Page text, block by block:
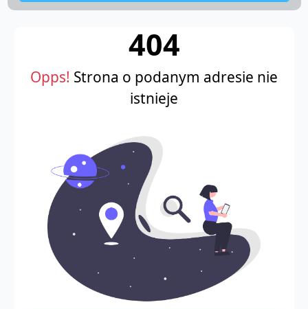
404
Opps! Strona o podanym adresie nie
istnieje